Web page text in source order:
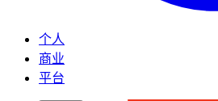
个人
商业
平台